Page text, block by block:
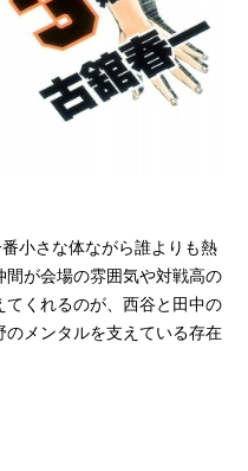
小さな体ながら誰よりも熱
間が会場の雰囲気や対戦高の
くれるのが、西谷と田中の
のメンタルを支えている存在